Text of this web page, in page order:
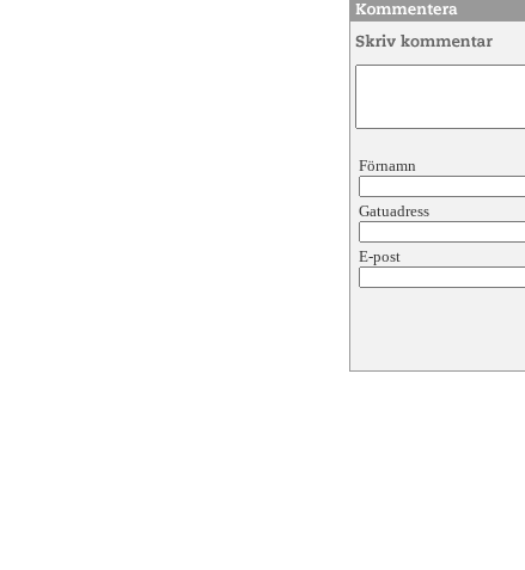
Förnamn
Gatuadress
E-post